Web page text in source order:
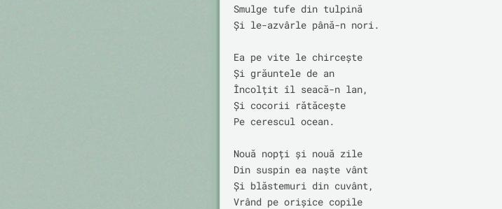
Smulge tufe din tulpină
Și le-azvârle până-n nori.
Ea pe vite le chircește
Și grăuntele de an
Încolțit îl seacă-n lan,
Și cocorii rătăcește
Pe cerescul ocean.
Nouă nopți și nouă zile
Din suspin ea naște vânt
Și blăstemuri din cuvânt,
Vrând pe orișice copile